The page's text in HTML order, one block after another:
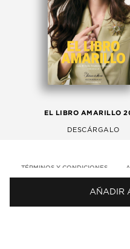
AÑADIR
EL LIBRO AMARILLO
DESCÁRGALO
TÉRMINOS Y CONDICIONES